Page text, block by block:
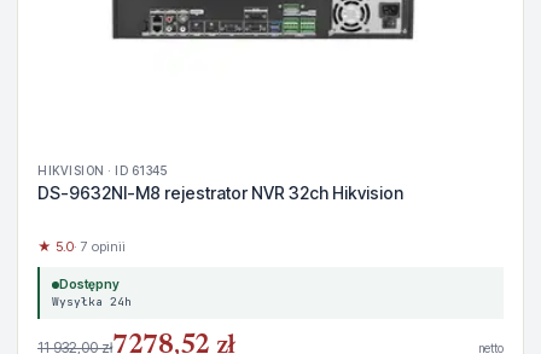
HIKVISION · ID 61345
DS-9632NI-M8 rejestrator NVR 32ch Hikvision
★ 5.0· 7 opinii
Dostępny
Wysyłka 24h
11 932,00 zł7278,52 zł netto